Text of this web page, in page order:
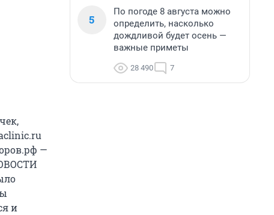
—
и
5
По погоде 8 августа можно
определить, насколько
дождливой будет осень —
важные приметы
28 490 7